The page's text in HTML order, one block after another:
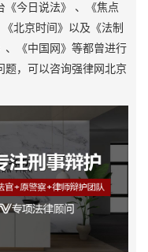
《今日说法》 、《焦点
北京时间》以及《法制
、《中国网》等都曾进行
题，可以咨询强律网北京